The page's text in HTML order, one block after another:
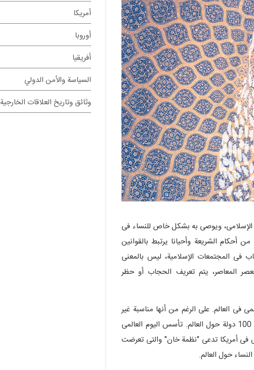
الإسلامی، ویوصى به بشکل خاص للنساء فی
أحکام الشریعة وأحیانا یرتبط بالقوانین
فی المجتمعات الإسلامیة، لیس بالمعنى
المعاصر، یتم تعریف الحجاب أو حظر
فی العالم. على الرغم من أنها مناسبة غیر
رسمیة؛ إلا أنه یقام کل عام فی الأول من فبرایر، الموافق 12 بهمن، فی أکثر من 100 دولة حول العالم. تأسس الیوم العالمی
تعیش فی أمریکا تدعى "نظمة خان" والتی تعرضت
حول العالم.
أمريكا
أوروبا
أفريقيا
السياسة والأمن الدولي
وثائق وتاريخ العلاقات الخارجية